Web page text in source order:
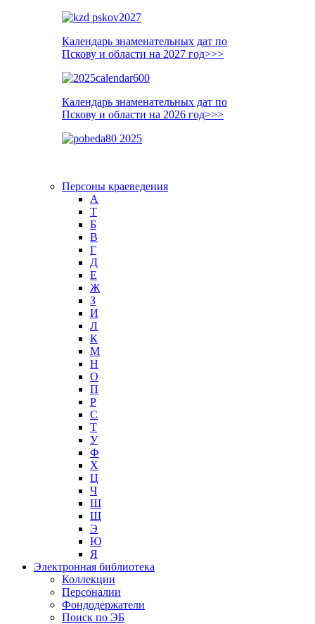
Календарь знаменательных дат по
Пскову и области на 2027 год>>>
Календарь знаменательных дат по
Пскову и области на 2026 год>>>
Персоны краеведения
А
T
Б
В
Г
Д
Е
Ж
З
И
Л
К
М
Н
О
П
Р
С
Т
У
Ф
Х
Ц
Ч
Ш
Щ
Э
Ю
Я
Электронная библиотека
Коллекции
Персоналии
Фондодержатели
Поиск по ЭБ